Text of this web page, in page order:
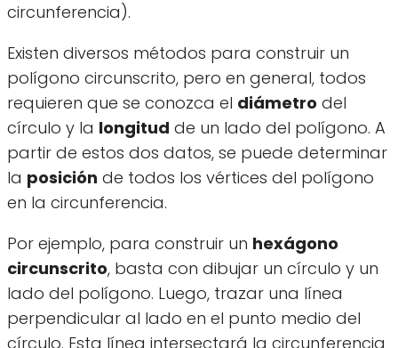
circunferencia).
Existen diversos métodos para construir un
polígono circunscrito, pero en general, todos
requieren que se conozca el diámetro del
círculo y la longitud de un lado del polígono. A
partir de estos dos datos, se puede determinar
la posición de todos los vértices del polígono
en la circunferencia.
Por ejemplo, para construir un hexágono
circunscrito, basta con dibujar un círculo y un
lado del polígono. Luego, trazar una línea
perpendicular al lado en el punto medio del
círculo. Esta línea intersectará la circunferencia